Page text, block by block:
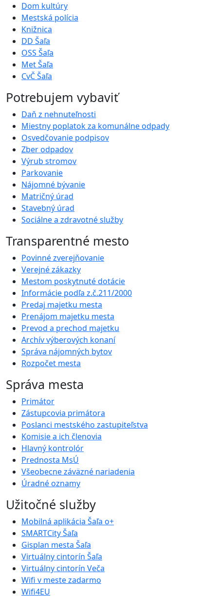
Dom kultúry
Mestská polícia
Knižnica
DD Šaľa
OSS Šaľa
Met Šaľa
CvČ Šaľa
Potrebujem vybaviť
Daň z nehnuteľnosti
Miestny poplatok za komunálne odpady
Osvedčovanie podpisov
Zber odpadov
Výrub stromov
Parkovanie
Nájomné bývanie
Matričný úrad
Stavebný úrad
Sociálne a zdravotné služby
Transparentné mesto
Povinné zverejňovanie
Verejné zákazky
Mestom poskytnuté dotácie
Informácie podľa z.č.211/2000
Predaj majetku mesta
Prenájom majetku mesta
Prevod a prechod majetku
Archív výberových konaní
Správa nájomných bytov
Rozpočet mesta
Správa mesta
Primátor
Zástupcovia primátora
Poslanci mestského zastupiteľstva
Komisie a ich členovia
Hlavný kontrolór
Prednosta MsÚ
Všeobecne záväzné nariadenia
Úradné oznamy
Užitočné služby
Mobilná aplikácia Šaľa o+
SMARTCity Šaľa
Gisplan mesta Šaľa
Virtuálny cintorín Šaľa
Virtuálny cintorín Veča
Wifi v meste zadarmo
Wifi4EU